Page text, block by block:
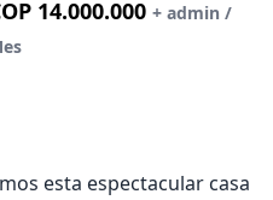
14.000.000 + admin /
esta espectacular casa